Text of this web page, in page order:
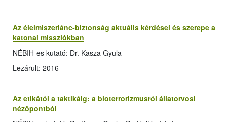
Az élelmiszerlánc-biztonság aktuális kérdései és szerepe a
katonai missziókban
NÉBIH-es kutató: Dr. Kasza Gyula
Lezárult: 2016
Az etikától a taktikáig: a bioterrorizmusról állatorvosi
nézőpontból